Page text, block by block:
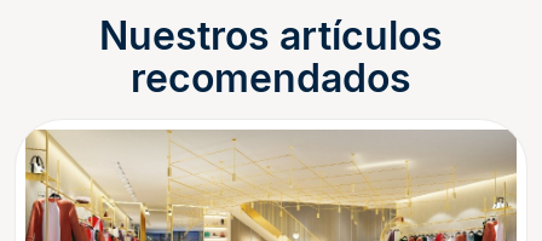
Nuestros artículos
recomendados